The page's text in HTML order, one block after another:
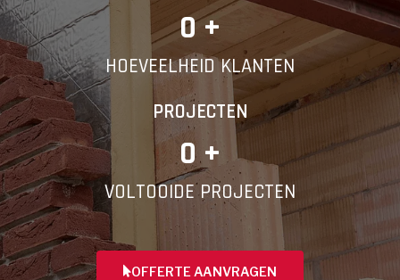
0 +
HOEVEELHEID KLANTEN
PROJECTEN
0 +
VOLTOOIDE PROJECTEN
OFFERTE AANVRAGEN